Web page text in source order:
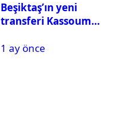
Beşiktaş’ın yeni
transferi Kassoum
gelecek? Resmi
1 ay önce